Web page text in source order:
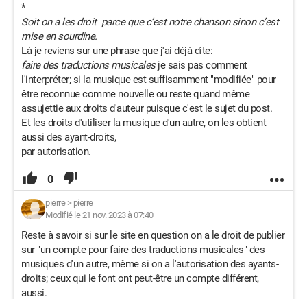
*
Soit on a les droit parce que c’est notre chanson sinon c’est
mise en sourdine.
Là je reviens sur une phrase que j'ai déjà dite:
faire des traductions musicalesje sais pas comment
l'interpréter; si la musique est suffisamment "modifiée" pour
être reconnue comme nouvelle ou reste quand même
assujettie aux droits d'auteur puisque c'est le sujet du post.
Et les droits d'utiliser la musique d'un autre, on les obtient
aussi des ayant-droits,
par autorisation.
0
pierre> pierre
Modifié le 21 nov. 2023 à 07:40
Reste à savoir si sur le site en question on a le droit de publier
sur "un compte pour faire des traductions musicales" des
musiques d'un autre, même si on a l'autorisation des ayants-
droits; ceux qui le font ont peut-être un compte différent,
aussi.